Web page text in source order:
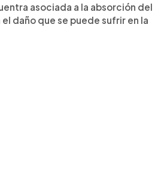
asociada a la absorción del
daño que se puede sufrir en la